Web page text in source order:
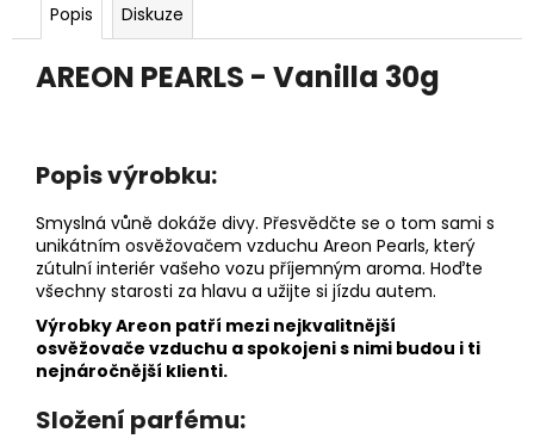
Popis Diskuze
AREON PEARLS - Vanilla 30g
Popis výrobku:
Smyslná vůně dokáže divy. Přesvědčte se o tom sami s
unikátním osvěžovačem vzduchu Areon Pearls, který
zútulní interiér vašeho vozu příjemným aroma. Hoďte
všechny starosti za hlavu a užijte si jízdu autem.
Výrobky Areon patří mezi nejkvalitnější
osvěžovače vzduchu a spokojeni s nimi budou i ti
nejnáročnější klienti.
Složení parfému:
u
e
PÁNEVNÍ
PROLOŽKY
SADA
KUSY
67
Kč